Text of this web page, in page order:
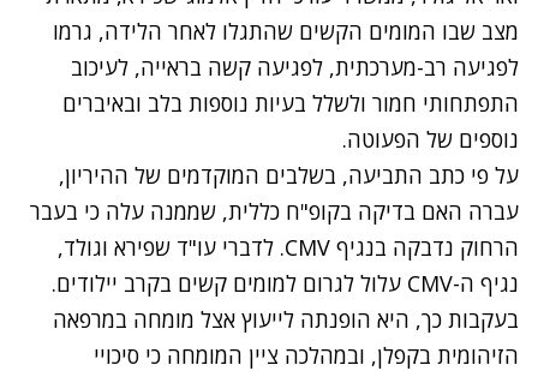
מצב שבו המומים הקשים שהתגלו לאחר הלידה, גרמו
לפגיעה רב-מערכתית, לפגיעה קשה בראייה, לעיכוב
התפתחותי חמור ולשלל בעיות נוספות בלב ובאיברים
נוספים של הפעוטה.
על פי כתב התביעה, בשלבים המוקדמים של ההיריון,
עברה האם בדיקה בקופ"ח כללית, שממנה עלה כי בעבר
הרחוק נדבקה בנגיף CMV. לדברי עו"ד שפירא וגולד,
נגיף ה-CMV
עלול לגרום למומים קשים בקרב יילודים.
בעקבות כך, היא הופנתה לייעוץ אצל מומחה במרפאה
הזיהומית בקפלן, ובמהלכה ציין המומחה כי סיכויי